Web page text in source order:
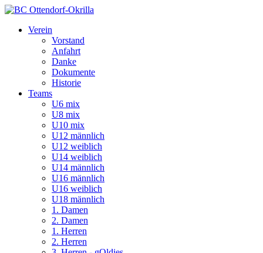
Verein
Vorstand
Anfahrt
Danke
Dokumente
Historie
Teams
U6 mix
U8 mix
U10 mix
U12 männlich
U12 weiblich
U14 weiblich
U14 männlich
U16 männlich
U16 weiblich
U18 männlich
1. Damen
2. Damen
1. Herren
2. Herren